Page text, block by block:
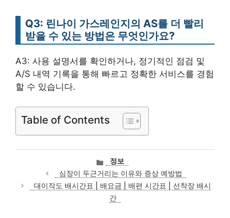
Q3: 린나이 가스레인지의 AS를 더 빨리
받을 수 있는 방법은 무엇인가요?
A3: 사용 설명서를 확인하거나, 정기적인 점검 및
A/S 내역 기록을 통해 빠르고 정확한 서비스를 경험
할 수 있습니다.
Table of Contents
카
테
고
리
정보
심장이 두근거리는 이유와 증상 예방법
대이작도 배시간표 | 배요금 | 배편 시간표 | 선착장 배시
간